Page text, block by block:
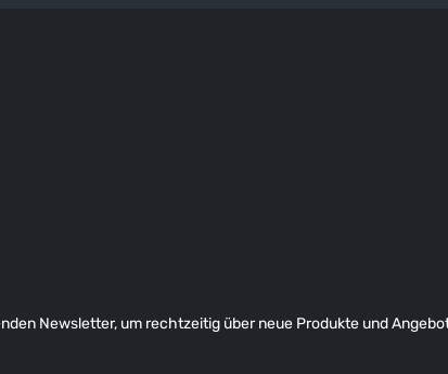
Newsletter, um rechtzeitig über neue Produkte und